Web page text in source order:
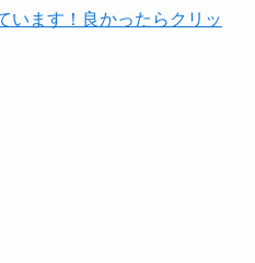
います！良かったらクリッ